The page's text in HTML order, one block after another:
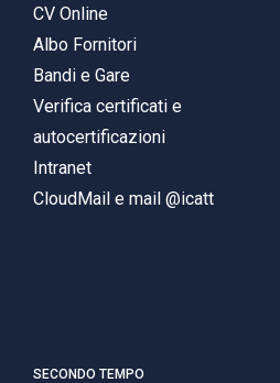
CV Online
Albo Fornitori
Bandi e Gare
Verifica certificati e
autocertificazioni
Intranet
CloudMail e mail @icatt
SECONDO TEMPO